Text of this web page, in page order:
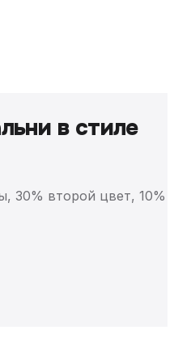
в стиле
30% второй цвет, 10%